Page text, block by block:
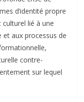
d’identité propre
culturel lié à une
aux processus de
contre-
sur lequel